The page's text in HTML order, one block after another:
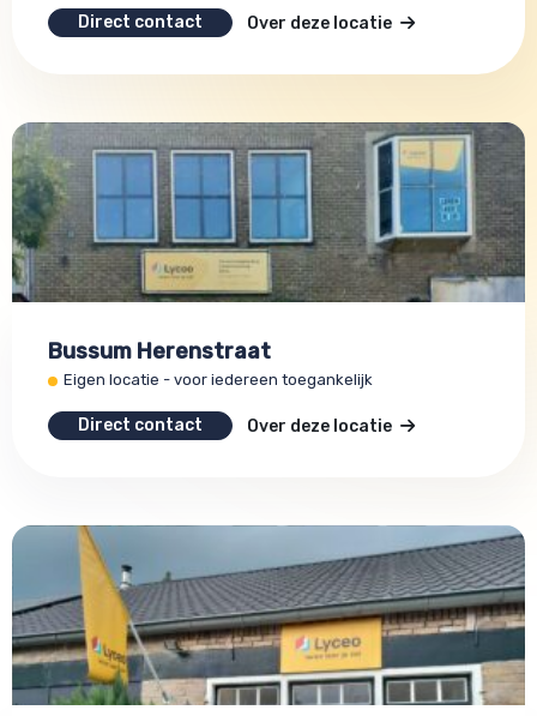
Direct contact Over deze locatie
Bussum Herenstraat
Eigen locatie - voor iedereen toegankelijk
Direct contact Over deze locatie